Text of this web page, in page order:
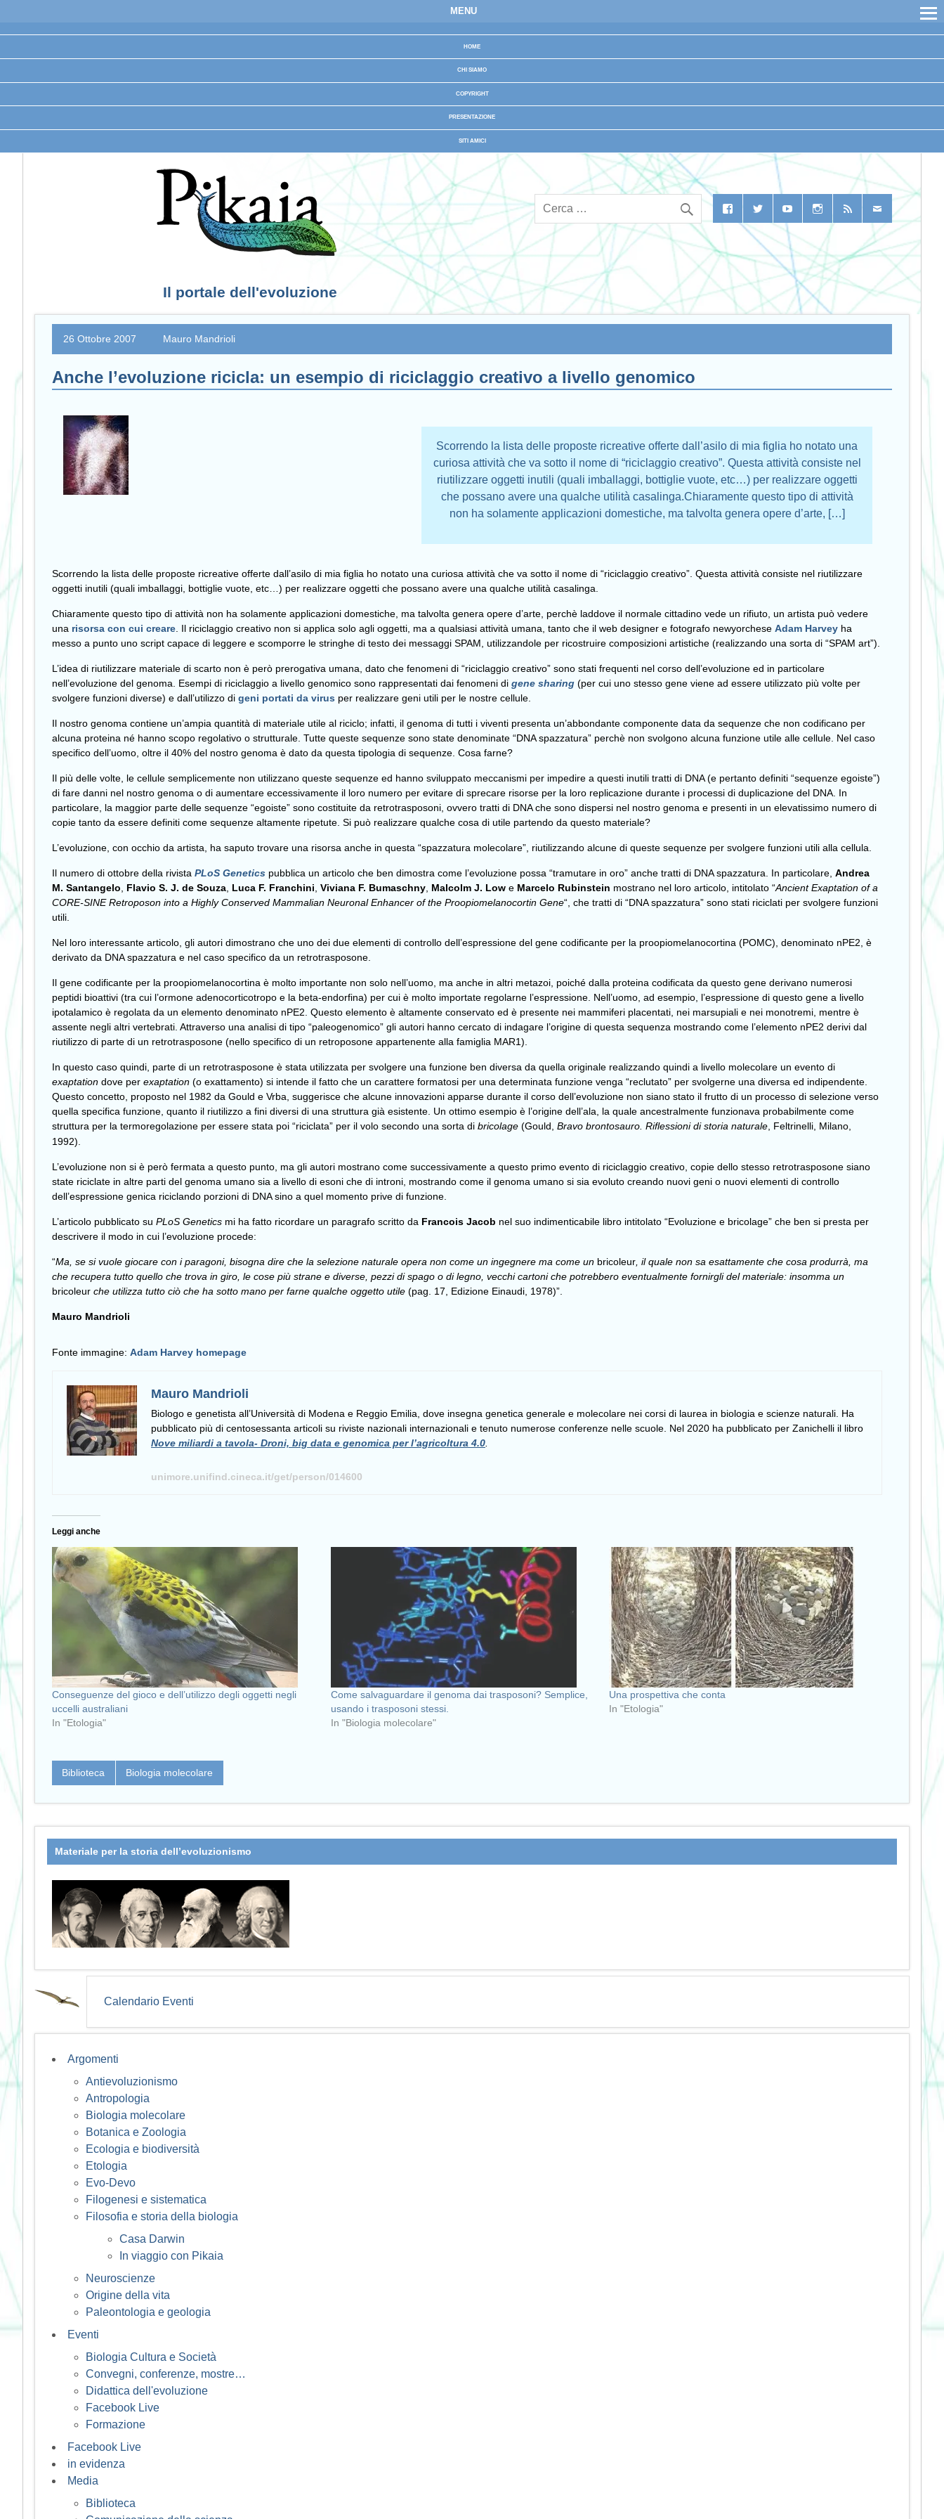
MENU
HOME
CHI SIAMO
COPYRIGHT
PRESENTAZIONE
SITI AMICI
Il portale dell'evoluzione
26 Ottobre 2007 Mauro Mandrioli
Anche l’evoluzione ricicla: un esempio di riciclaggio creativo a livello genomico
Scorrendo la lista delle proposte ricreative offerte dall’asilo di mia figlia ho notato una
curiosa attività che va sotto il nome di “riciclaggio creativo”. Questa attività consiste nel
riutilizzare oggetti inutili (quali imballaggi, bottiglie vuote, etc…) per realizzare oggetti
che possano avere una qualche utilità casalinga.Chiaramente questo tipo di attività
non ha solamente applicazioni domestiche, ma talvolta genera opere d’arte, […]
Scorrendo la lista delle proposte ricreative offerte dall’asilo di mia figlia ho notato una curiosa attività che va sotto il nome di “riciclaggio creativo”. Questa attività consiste nel riutilizzare
oggetti inutili (quali imballaggi, bottiglie vuote, etc…) per realizzare oggetti che possano avere una qualche utilità casalinga.
Chiaramente questo tipo di attività non ha solamente applicazioni domestiche, ma talvolta genera opere d’arte, perchè laddove il normale cittadino vede un rifiuto, un artista può vedere
una risorsa con cui creare . Il riciclaggio creativo non si applica solo agli oggetti, ma a qualsiasi attività umana, tanto che il web designer e fotografo newyorchese Adam Harvey ha
messo a punto uno script capace di leggere e scomporre le stringhe di testo dei messaggi SPAM, utilizzandole per ricostruire composizioni artistiche (realizzando una sorta di “SPAM art”).
L’idea di riutilizzare materiale di scarto non è però prerogativa umana, dato che fenomeni di “riciclaggio creativo” sono stati frequenti nel corso dell’evoluzione ed in particolare
nell’evoluzione del genoma. Esempi di riciclaggio a livello genomico sono rappresentati dai fenomeni di gene sharing (per cui uno stesso gene viene ad essere utilizzato più volte per
svolgere funzioni diverse) e dall’utilizzo di geni portati da virus per realizzare geni utili per le nostre cellule.
Il nostro genoma contiene un’ampia quantità di materiale utile al riciclo; infatti, il genoma di tutti i viventi presenta un’abbondante componente data da sequenze che non codificano per
alcuna proteina né hanno scopo regolativo o strutturale. Tutte queste sequenze sono state denominate “DNA spazzatura” perchè non svolgono alcuna funzione utile alle cellule. Nel caso
specifico dell’uomo, oltre il 40% del nostro genoma è dato da questa tipologia di sequenze. Cosa farne?
Il più delle volte, le cellule semplicemente non utilizzano queste sequenze ed hanno sviluppato meccanismi per impedire a questi inutili tratti di DNA (e pertanto definiti “sequenze egoiste”)
di fare danni nel nostro genoma o di aumentare eccessivamente il loro numero per evitare di sprecare risorse per la loro replicazione durante i processi di duplicazione del DNA. In
particolare, la maggior parte delle sequenze “egoiste” sono costituite da retrotrasposoni, ovvero tratti di DNA che sono dispersi nel nostro genoma e presenti in un elevatissimo numero di
copie tanto da essere definiti come sequenze altamente ripetute. Si può realizzare qualche cosa di utile partendo da questo materiale?
L’evoluzione, con occhio da artista, ha saputo trovare una risorsa anche in questa “spazzatura molecolare”, riutilizzando alcune di queste sequenze per svolgere funzioni utili alla cellula.
Il numero di ottobre della rivista PLoS Genetics pubblica un articolo che ben dimostra come l’evoluzione possa “tramutare in oro” anche tratti di DNA spazzatura. In particolare, Andrea
M. Santangelo
Flavio S. J. de Souza Luca F. Franchini Viviana F. Bumaschny Malcolm J. Low e Marcelo Rubinstein mostrano nel loro articolo, intitolato “Ancient Exaptation of a
CORE-SINE Retroposon into a Highly Conserved Mammalian Neuronal Enhancer of the Proopiomelanocortin Gene“, che tratti di “DNA spazzatura” sono stati riciclati per svolgere funzioni
utili.
Nel loro interessante articolo, gli autori dimostrano che uno dei due elementi di controllo dell’espressione del gene codificante per la proopiomelanocortina (POMC), denominato nPE2, è
derivato da DNA spazzatura e nel caso specifico da un retrotrasposone.
Il gene codificante per la proopiomelanocortina è molto importante non solo nell’uomo, ma anche in altri metazoi, poiché dalla proteina codificata da questo gene derivano numerosi
peptidi bioattivi (tra cui l’ormone adenocorticotropo e la beta-endorfina) per cui è molto importate regolarne l’espressione. Nell’uomo, ad esempio, l’espressione di questo gene a livello
ipotalamico è regolata da un elemento denominato nPE2. Questo elemento è altamente conservato ed è presente nei mammiferi placentati, nei marsupiali e nei monotremi, mentre è
assente negli altri vertebrati. Attraverso una analisi di tipo “paleogenomico” gli autori hanno cercato di indagare l’origine di questa sequenza mostrando come l’elemento nPE2 derivi dal
riutilizzo di parte di un retrotrasposone (nello specifico di un retroposone appartenente alla famiglia MAR1).
In questo caso quindi, parte di un retrotrasposone è stata utilizzata per svolgere una funzione ben diversa da quella originale realizzando quindi a livello molecolare un evento di
exaptation dove per exaptation (o exattamento) si intende il fatto che un carattere formatosi per una determinata funzione venga “reclutato” per svolgerne una diversa ed indipendente.
Questo concetto, proposto nel 1982 da Gould e Vrba, suggerisce che alcune innovazioni apparse durante il corso dell’evoluzione non siano stato il frutto di un processo di selezione verso
quella specifica funzione, quanto il riutilizzo a fini diversi di una struttura già esistente. Un ottimo esempio è l’origine dell’ala, la quale ancestralmente funzionava probabilmente come
struttura per la termoregolazione per essere stata poi “riciclata” per il volo secondo una sorta di bricolage (Gould, Bravo brontosauro. Riflessioni di storia naturale , Feltrinelli, Milano,
1992).
L’evoluzione non si è però fermata a questo punto, ma gli autori mostrano come successivamente a questo primo evento di riciclaggio creativo, copie dello stesso retrotrasposone siano
state riciclate in altre parti del genoma umano sia a livello di esoni che di introni, mostrando come il genoma umano si sia evoluto creando nuovi geni o nuovi elementi di controllo
dell’espressione genica riciclando porzioni di DNA sino a quel momento prive di funzione.
L’articolo pubblicato su PLoS Genetics mi ha fatto ricordare un paragrafo scritto da Francois Jacob nel suo indimenticabile libro intitolato “Evoluzione e bricolage” che ben si presta per
descrivere il modo in cui l’evoluzione procede:
“Ma, se si vuole giocare con i paragoni, bisogna dire che la selezione naturale opera non come un ingegnere ma come un bricoleur , il quale non sa esattamente che cosa produrrà, ma
che recupera tutto quello che trova in giro, le cose più strane e diverse, pezzi di spago o di legno, vecchi cartoni che potrebbero eventualmente fornirgli del materiale: insomma un
bricoleur che utilizza tutto ciò che ha sotto mano per farne qualche oggetto utile (pag. 17, Edizione Einaudi, 1978)”.
Mauro Mandrioli
Fonte immagine: Adam Harvey homepage
Mauro Mandrioli
Biologo e genetista all’Università di Modena e Reggio Emilia, dove insegna genetica generale e molecolare nei corsi di laurea in biologia e scienze naturali. Ha
pubblicato più di centosessanta articoli su riviste nazionali internazionali e tenuto numerose conferenze nelle scuole. Nel 2020 ha pubblicato per Zanichelli il libro
Nove miliardi a tavola- Droni, big data e genomica per l’agricoltura 4.0
unimore.unifind.cineca.it/get/person/014600
Leggi anche
Conseguenze del gioco e dell’utilizzo degli oggetti negli
uccelli australiani
In "Etologia"
Come salvaguardare il genoma dai trasposoni? Semplice,
usando i trasposoni stessi.
In "Biologia molecolare"
Una prospettiva che conta
In "Etologia"
Biblioteca Biologia molecolare
Materiale per la storia dell’evoluzionismo
Calendario Eventi
Argomenti
Antievoluzionismo
Antropologia
Biologia molecolare
Botanica e Zoologia
Ecologia e biodiversità
Etologia
Evo-Devo
Filogenesi e sistematica
Filosofia e storia della biologia
Casa Darwin
In viaggio con Pikaia
Neuroscienze
Origine della vita
Paleontologia e geologia
Eventi
Biologia Cultura e Società
Convegni, conferenze, mostre…
Didattica dell'evoluzione
Facebook Live
Formazione
Facebook Live
in evidenza
Media
Biblioteca